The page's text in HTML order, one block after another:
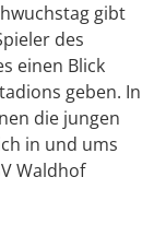
gibt
des
einen Blick
geben. In
die jungen
in und ums
Waldhof